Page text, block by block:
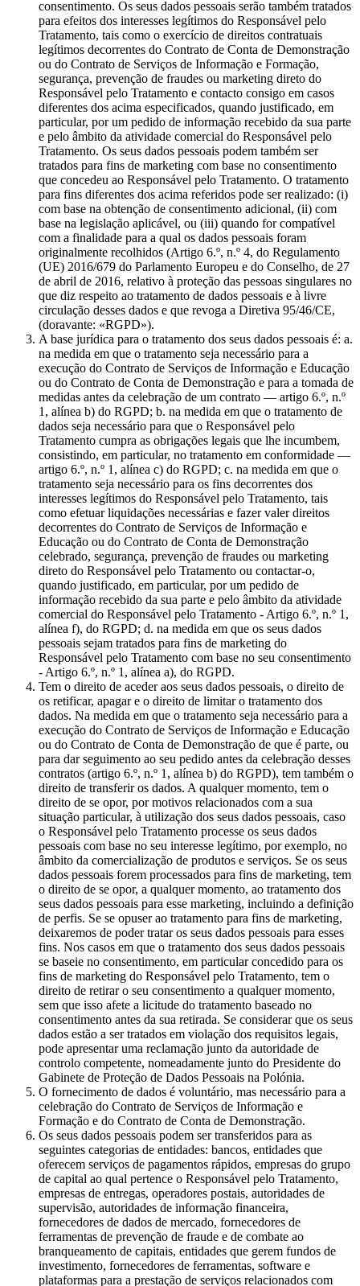
consentimento. Os seus dados pessoais serão também tratados
para efeitos dos interesses legítimos do Responsável pelo
Tratamento, tais como o exercício de direitos contratuais
legítimos decorrentes do Contrato de Conta de Demonstração
ou do Contrato de Serviços de Informação e Formação,
segurança, prevenção de fraudes ou marketing direto do
Responsável pelo Tratamento e contacto consigo em casos
diferentes dos acima especificados, quando justificado, em
particular, por um pedido de informação recebido da sua parte
e pelo âmbito da atividade comercial do Responsável pelo
Tratamento. Os seus dados pessoais podem também ser
tratados para fins de marketing com base no consentimento
que concedeu ao Responsável pelo Tratamento. O tratamento
para fins diferentes dos acima referidos pode ser realizado: (i)
com base na obtenção de consentimento adicional, (ii) com
base na legislação aplicável, ou (iii) quando for compatível
com a finalidade para a qual os dados pessoais foram
originalmente recolhidos (Artigo 6.º, n.º 4, do Regulamento
(UE) 2016/679 do Parlamento Europeu e do Conselho, de 27
de abril de 2016, relativo à proteção das pessoas singulares no
que diz respeito ao tratamento de dados pessoais e à livre
circulação desses dados e que revoga a Diretiva 95/46/CE,
(doravante: «RGPD»).
A base jurídica para o tratamento dos seus dados pessoais é: a.
na medida em que o tratamento seja necessário para a
execução do Contrato de Serviços de Informação e Educação
ou do Contrato de Conta de Demonstração e para a tomada de
medidas antes da celebração de um contrato — artigo 6.º, n.º
1, alínea b) do RGPD; b. na medida em que o tratamento de
dados seja necessário para que o Responsável pelo
Tratamento cumpra as obrigações legais que lhe incumbem,
consistindo, em particular, no tratamento em conformidade —
artigo 6.º, n.º 1, alínea c) do RGPD; c. na medida em que o
tratamento seja necessário para os fins decorrentes dos
interesses legítimos do Responsável pelo Tratamento, tais
como efetuar liquidações necessárias e fazer valer direitos
decorrentes do Contrato de Serviços de Informação e
Educação ou do Contrato de Conta de Demonstração
celebrado, segurança, prevenção de fraudes ou marketing
direto do Responsável pelo Tratamento ou contactar-o,
quando justificado, em particular, por um pedido de
informação recebido da sua parte e pelo âmbito da atividade
comercial do Responsável pelo Tratamento - Artigo 6.º, n.º 1,
alínea f), do RGPD; d. na medida em que os seus dados
pessoais sejam tratados para fins de marketing do
Responsável pelo Tratamento com base no seu consentimento
- Artigo 6.º, n.º 1, alínea a), do RGPD.
Tem o direito de aceder aos seus dados pessoais, o direito de
os retificar, apagar e o direito de limitar o tratamento dos
dados. Na medida em que o tratamento seja necessário para a
execução do Contrato de Serviços de Informação e Educação
ou do Contrato de Conta de Demonstração de que é parte, ou
para dar seguimento ao seu pedido antes da celebração desses
contratos (artigo 6.º, n.º 1, alínea b) do RGPD), tem também o
direito de transferir os dados. A qualquer momento, tem o
direito de se opor, por motivos relacionados com a sua
situação particular, à utilização dos seus dados pessoais, caso
o Responsável pelo Tratamento processe os seus dados
pessoais com base no seu interesse legítimo, por exemplo, no
âmbito da comercialização de produtos e serviços. Se os seus
dados pessoais forem processados para fins de marketing, tem
o direito de se opor, a qualquer momento, ao tratamento dos
seus dados pessoais para esse marketing, incluindo a definição
de perfis. Se se opuser ao tratamento para fins de marketing,
deixaremos de poder tratar os seus dados pessoais para esses
fins. Nos casos em que o tratamento dos seus dados pessoais
se baseie no consentimento, em particular concedido para os
fins de marketing do Responsável pelo Tratamento, tem o
direito de retirar o seu consentimento a qualquer momento,
sem que isso afete a licitude do tratamento baseado no
consentimento antes da sua retirada. Se considerar que os seus
dados estão a ser tratados em violação dos requisitos legais,
pode apresentar uma reclamação junto da autoridade de
controlo competente, nomeadamente junto do Presidente do
Gabinete de Proteção de Dados Pessoais na Polónia.
O fornecimento de dados é voluntário, mas necessário para a
celebração do Contrato de Serviços de Informação e
Formação e do Contrato de Conta de Demonstração.
Os seus dados pessoais podem ser transferidos para as
seguintes categorias de entidades: bancos, entidades que
oferecem serviços de pagamentos rápidos, empresas do grupo
de capital ao qual pertence o Responsável pelo Tratamento,
empresas de entregas, operadores postais, autoridades de
supervisão, autoridades de informação financeira,
fornecedores de dados de mercado, fornecedores de
ferramentas de prevenção de fraude e de combate ao
branqueamento de capitais, entidades que gerem fundos de
investimento, fornecedores de ferramentas, software e
plataformas para a prestação de serviços relacionados com